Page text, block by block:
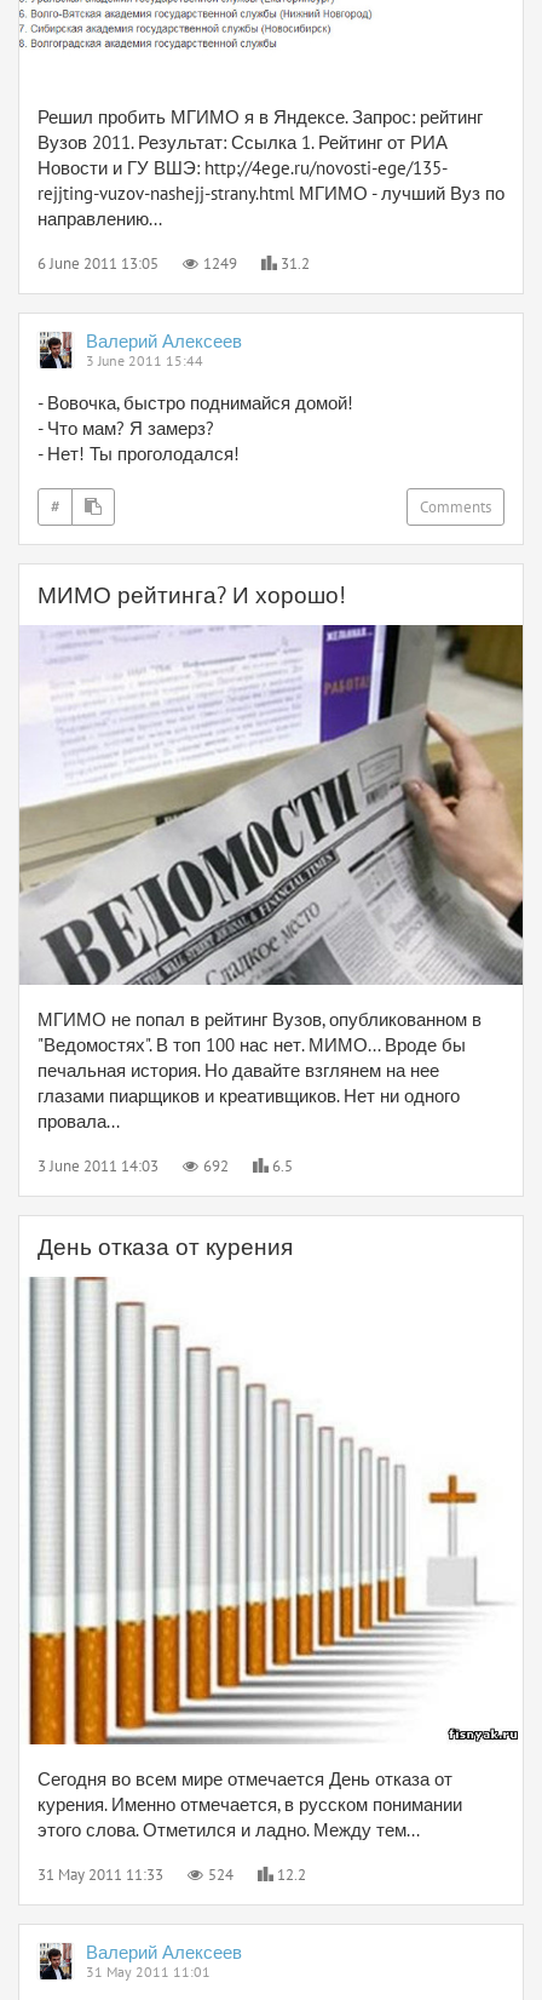
Решил пробить МГИМО я в Яндексе. Запрос: рейтинг
Вузов 2011. Результат: Ссылка 1. Рейтинг от РИА
Новости и ГУ ВШЭ: http://4ege.ru/novosti-ege/135-
rejjting-vuzov-nashejj-strany.html МГИМО - лучший Вуз по
направлению...
6 June 2011 13:05 1249 31.2
Валерий Алексеев
3 June 2011 15:44
- Вовочка, быстро поднимайся домой!
- Что мам? Я замерз?
- Нет! Ты проголодался!
# Comments
МИМО рейтинга? И хорошо!
МГИМО не попал в рейтинг Вузов, опубликованном в
"Ведомостях". В топ 100 нас нет. МИМО... Вроде бы
печальная история. Но давайте взглянем на нее
глазами пиарщиков и креативщиков. Нет ни одного
провала...
3 June 2011 14:03 692 6.5
День отказа от курения
Сегодня во всем мире отмечается День отказа от
курения. Именно отмечается, в русском понимании
этого слова. Отметился и ладно. Между тем...
31 May 2011 11:33 524 12.2
Валерий Алексеев
31 May 2011 11:01